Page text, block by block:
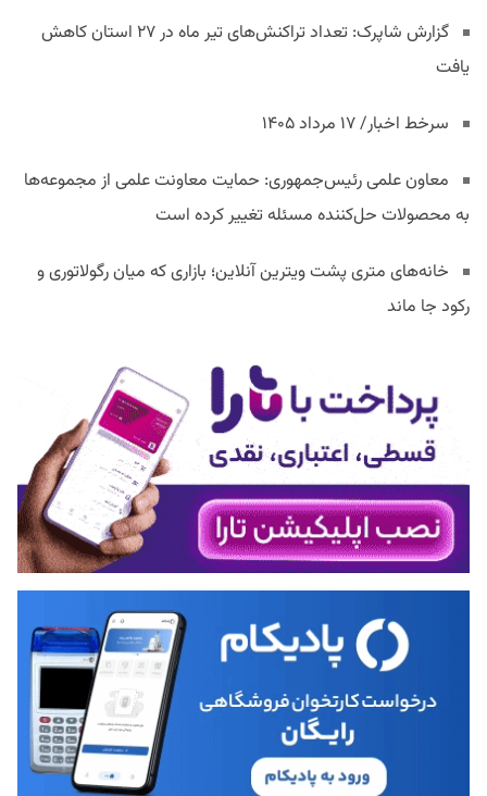
گزارش شاپرک: تعداد تراکنش‌های تیر ماه در ۲۷ استان‌ کاهش
یافت
سرخط اخبار/ ۱۷ مرداد ۱۴۰۵
معاون علمی رئیس‌جمهوری: حمایت معاونت علمی از مجموعه‌ها
به محصولات حل‌کننده مسئله تغییر کرده است
خانه‌های متری پشت ویترین آنلاین؛ بازاری که میان رگولاتوری و
رکود جا ماند